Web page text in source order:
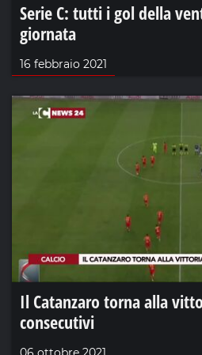
Serie C: tutti i gol della
giornata
16 febbraio 2021
Il Catanzaro torna alla
consecutivi